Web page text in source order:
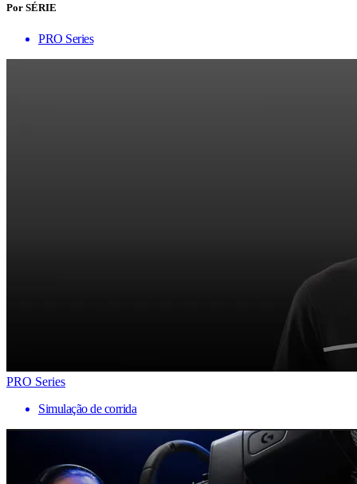
Por SÉRIE
PRO Series
PRO Series
Simulação de corrida